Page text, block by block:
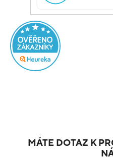
MÁTE DOTAZ K